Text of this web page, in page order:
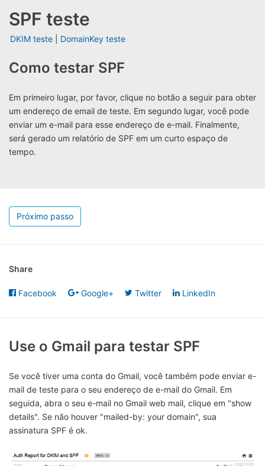
SPF teste
DKIM teste DomainKey teste
Como testar SPF
Em primeiro lugar, por favor, clique no botão a seguir para obter
um endereço de email de teste. Em segundo lugar, você pode
enviar um e-mail para esse endereço de e-mail. Finalmente,
será gerado um relatório de SPF em um curto espaço de
tempo.
Próximo passo
Share
Facebook Google+ Twitter LinkedIn
Use o Gmail para testar SPF
Se você tiver uma conta do Gmail, você também pode enviar e-
mail de teste para o seu endereço de e-mail do Gmail. Em
seguida, abra o seu e-mail no Gmail web mail, clique em "show
details". Se não houver "mailed-by: your domain", sua
assinatura SPF é ok.